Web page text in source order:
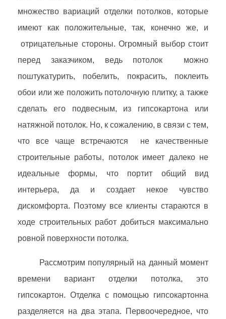
множество вариаций отделки потолков, которые
имеют как положительные, так, конечно же, и
отрицательные стороны. Огромный выбор стоит
перед заказчиком, ведь потолок
можно
поштукатурить, побелить, покрасить, поклеить
обои или же положить потолочную плитку, а также
сделать его подвесным, из гипсокартона или
натяжной потолок. Но, к сожалению, в связи с тем,
что все чаще встречаются
не качественные
строительные работы, потолок имеет далеко не
идеальные формы, что портит общий вид
интерьера, да и создает некое чувство
дискомфорта. Поэтому все клиенты стараются в
ходе строительных работ добиться максимально
ровной поверхности потолка.
Рассмотрим популярный на данный момент
времени вариант отделки потолка, это
гипсокартон. Отделка с помощью гипсокартонна
разделяется на два этапа. Первоочередное, что